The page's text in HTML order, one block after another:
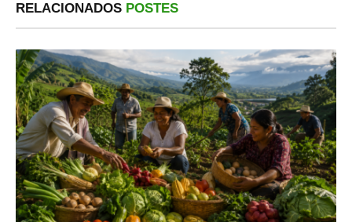
RELACIONADOS POSTES